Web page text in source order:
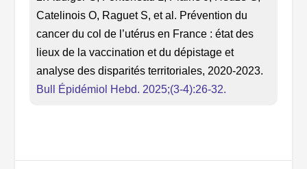
Catelinois O, Raguet S, et al. Prévention du
cancer du col de l’utérus en France : état des
lieux de la vaccination et du dépistage et
analyse des disparités territoriales, 2020-2023.
Bull Épidémiol Hebd. 2025;(3-4):26-32.